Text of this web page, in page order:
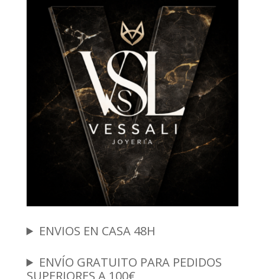
ENVIOS EN CASA 48H
ENVÍO GRATUITO PARA PEDIDOS
SUPERIORES A 100€